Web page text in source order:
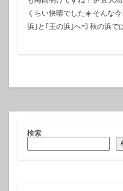
くらい快晴でした☀️ そんな
浜｣と｢王の浜｣へ‪💨 秋の浜
検索